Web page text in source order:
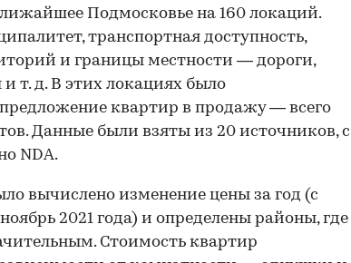
Подмосковье на 160 локаций.
транспортная доступность,
и границы местности — дороги,
т. д. В этих локациях было
квартир в продажу — всего
Данные были взяты из 20 источников, с
NDA.
вычислено изменение цены за год (с
2021 года) и определены районы, где
Стоимость квартир